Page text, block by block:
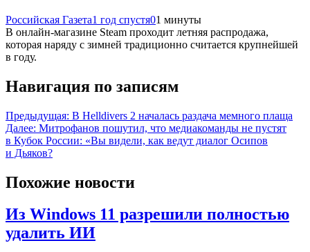
Российская Газета1 год спустя01 минуты
В онлайн-магазине Steam проходит летняя распродажа,
которая наряду с зимней традиционно считается крупнейшей
в году.
Навигация по записям
Предыдущая: В Helldivers 2 началась раздача мемного плаща
Далее: Митрофанов пошутил, что медиакоманды не пустят
в Кубок России: «Вы видели, как ведут диалог Осипов
и Дьяков?
Похожие новости
Из Windows 11 разрешили полностью
удалить ИИ